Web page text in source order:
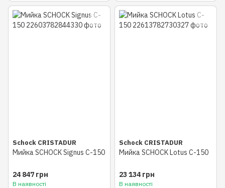
Schock CRISTADUR
Мийка SCHOCK Signus C-150
24 847 грн
В наявності
Schock CRISTADUR
Мийка SCHOCK Lotus C-150
23 134 грн
В наявності